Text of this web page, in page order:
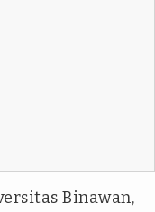
Binawan,